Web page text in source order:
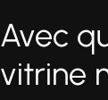
Avec
vitrine